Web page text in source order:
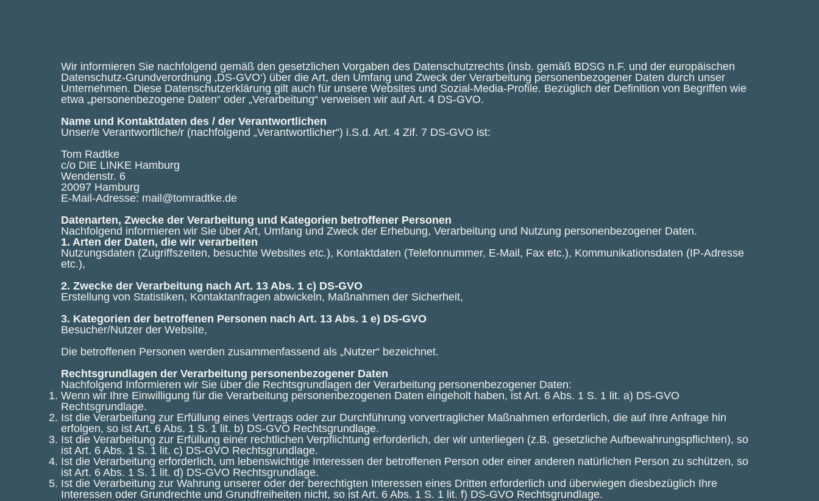
Wir informieren Sie nachfolgend gemäß den gesetzlichen Vorgaben des Datenschutzrechts (insb. gemäß BDSG n.F. und der europäischen
Datenschutz-Grundverordnung ‚DS-GVO‘) über die Art, den Umfang und Zweck der Verarbeitung personenbezogener Daten durch unser
Unternehmen. Diese Datenschutzerklärung gilt auch für unsere Websites und Sozial-Media-Profile. Bezüglich der Definition von Begriffen wie
etwa „personenbezogene Daten“ oder „Verarbeitung“ verweisen wir auf Art. 4 DS-GVO.
Name und Kontaktdaten des / der Verantwortlichen
Unser/e Verantwortliche/r (nachfolgend „Verantwortlicher“) i.S.d. Art. 4 Zif. 7 DS-GVO ist:
Tom Radtke
c/o DIE LINKE Hamburg
Wendenstr. 6
20097 Hamburg
E-Mail-Adresse: mail@tomradtke.de
Datenarten, Zwecke der Verarbeitung und Kategorien betroffener Personen
Nachfolgend informieren wir Sie über Art, Umfang und Zweck der Erhebung, Verarbeitung und Nutzung personenbezogener Daten.
1. Arten der Daten, die wir verarbeiten
Nutzungsdaten (Zugriffszeiten, besuchte Websites etc.), Kontaktdaten (Telefonnummer, E-Mail, Fax etc.), Kommunikationsdaten (IP-Adresse
etc.),
2. Zwecke der Verarbeitung nach Art. 13 Abs. 1 c) DS-GVO
Erstellung von Statistiken, Kontaktanfragen abwickeln, Maßnahmen der Sicherheit,
3. Kategorien der betroffenen Personen nach Art. 13 Abs. 1 e) DS-GVO
Besucher/Nutzer der Website,
Die betroffenen Personen werden zusammenfassend als „Nutzer“ bezeichnet.
Rechtsgrundlagen der Verarbeitung personenbezogener Daten
Nachfolgend Informieren wir Sie über die Rechtsgrundlagen der Verarbeitung personenbezogener Daten:
Wenn wir Ihre Einwilligung für die Verarbeitung personenbezogenen Daten eingeholt haben, ist Art. 6 Abs. 1 S. 1 lit. a) DS-GVO
Rechtsgrundlage.
Ist die Verarbeitung zur Erfüllung eines Vertrags oder zur Durchführung vorvertraglicher Maßnahmen erforderlich, die auf Ihre Anfrage hin
erfolgen, so ist Art. 6 Abs. 1 S. 1 lit. b) DS-GVO Rechtsgrundlage.
Ist die Verarbeitung zur Erfüllung einer rechtlichen Verpflichtung erforderlich, der wir unterliegen (z.B. gesetzliche Aufbewahrungspflichten), so
ist Art. 6 Abs. 1 S. 1 lit. c) DS-GVO Rechtsgrundlage.
Ist die Verarbeitung erforderlich, um lebenswichtige Interessen der betroffenen Person oder einer anderen natürlichen Person zu schützen, so
ist Art. 6 Abs. 1 S. 1 lit. d) DS-GVO Rechtsgrundlage.
Ist die Verarbeitung zur Wahrung unserer oder der berechtigten Interessen eines Dritten erforderlich und überwiegen diesbezüglich Ihre
Interessen oder Grundrechte und Grundfreiheiten nicht, so ist Art. 6 Abs. 1 S. 1 lit. f) DS-GVO Rechtsgrundlage.